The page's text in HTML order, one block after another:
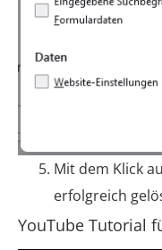
Mit dem Klick
erfolgreich
YouTube Tutorial